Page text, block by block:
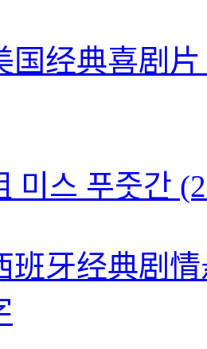
国经典喜剧
미스 푸줏간
班牙经典剧